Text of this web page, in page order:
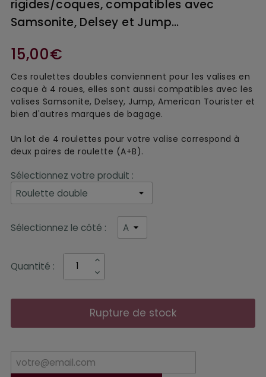
rigides/coques, compatibles avec
Samsonite, Delsey et Jump…
15,00€
Ces roulettes doubles conviennent pour les valises en
coque à 4 roues, elles sont aussi compatibles avec les
valises Samsonite, Delsey, Jump, American Tourister et
bien d'autres marques de bagage.
Un lot de 4 roulettes pour votre valise correspond à
deux paires de roulette (A+B).
Sélectionnez votre produit :
Sélectionnez le côté :
Quantité :
Rupture de stock